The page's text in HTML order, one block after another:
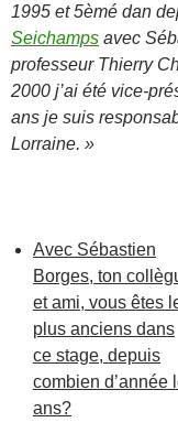
1995 et 5èmé dan
Seichamps avec
professeur Thierry
2000 j’ai été vice-
ans je suis
Lorraine. »
Avec Sébastien
Borges, ton
et ami, vous êtes
plus anciens dans
ce stage, depuis
combien d’année
ans?